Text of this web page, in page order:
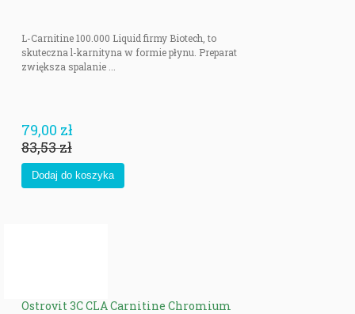
L-Carnitine 100.000 Liquid firmy Biotech, to
skuteczna l-karnityna w formie płynu. Preparat
zwiększa spalanie ...
79,00 zł
83,53 zł
Ostrovit 3C CLA Carnitine Chromium